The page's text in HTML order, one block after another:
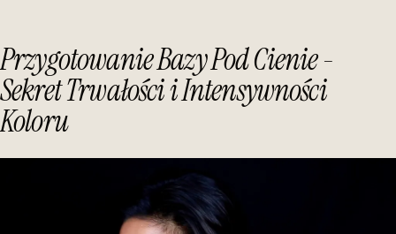
Przygotowanie Bazy Pod Cienie -
Sekret Trwałości i Intensywności
Koloru